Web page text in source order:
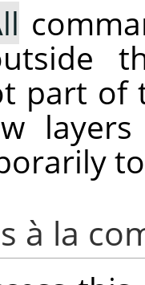
part of
à la